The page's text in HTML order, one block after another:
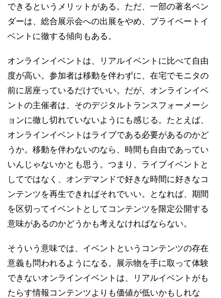
できるというメリットがある。ただ、一部の著名ベン
ダーは、総合展示会への出展をやめ、プライベートイ
ベントに徹する傾向もある。
オンラインイベントは、リアルイベントに比べて自由
度が高い。参加者は移動を伴わずに、在宅でモニタの
前に居座っているだけでいい。だが、オンラインイベ
ントの主催者は、そのデジタルトランスフォーメーシ
ョンに徹し切れていないようにも感じる。たとえば、
オンラインイベントはライブである必要があるのかど
うか。移動を伴わないのなら、時間も自由であってい
いんじゃないかとも思う。つまり、ライブイベントと
してではなく、オンデマンドで好きな時間に好きなコ
ンテンツを再生できればそれでいい。となれば、期間
を区切ってイベントとしてコンテンツを限定公開する
意味があるのかどうかも考えなければならない。
そういう意味では、イベントというコンテンツの存在
意義も問われるようになる。展示物を手に取って体験
できないオンラインイベントは、リアルイベントがも
たらす情報コンテンツよりも価値が低いかもしれな